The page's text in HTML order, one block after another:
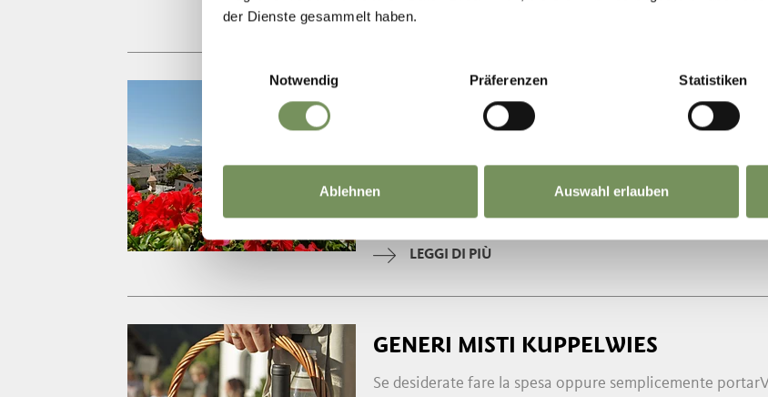
der Dienste gesammelt haben.
Einwilligungsauswahl
Notwendig
Präferenzen Statistiken
Ablehnen Auswahl erlauben
LEGGI DI PIÙ
PARCHEGGIO PUBBLICO VICINO AL
info@gemeinde.tirol.bz.it
LEGGI DI PIÙ
GENERI MISTI KUPPELWIES
Se desiderate fare la spesa oppure semplicemente